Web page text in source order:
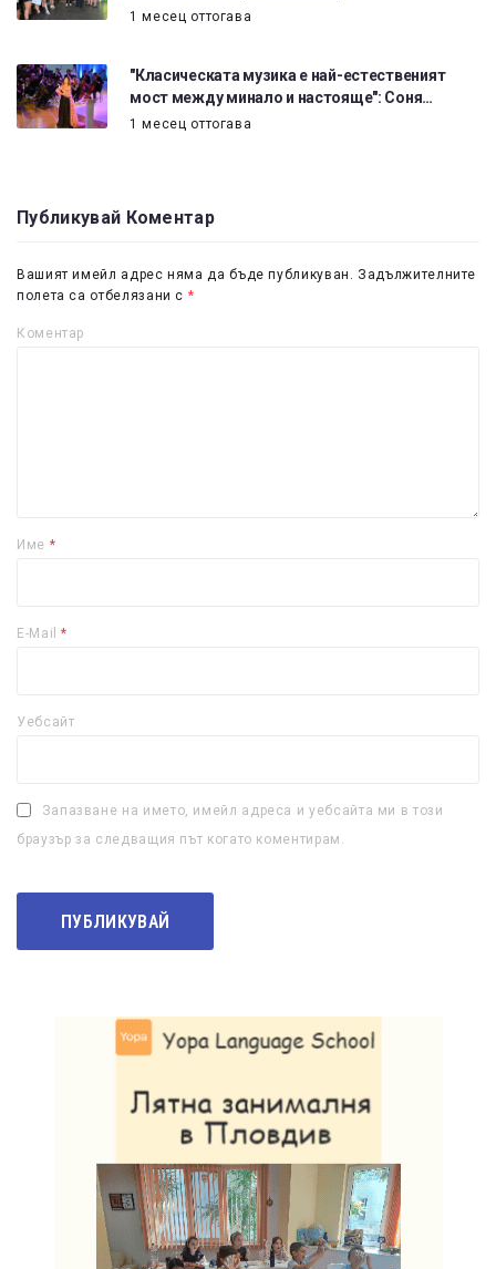
1 месец оттогава
"Класическата музика е най-естественият
мост между минало и настояще": Соня…
1 месец оттогава
Публикувай Коментар
Вашият имейл адрес няма да бъде публикуван. Задължителните
полета са отбелязани с *
Коментар
Име *
E-Mail*
Уебсайт
Запазване на името, имейл адреса и уебсайта ми в този
браузър за следващия път когато коментирам.